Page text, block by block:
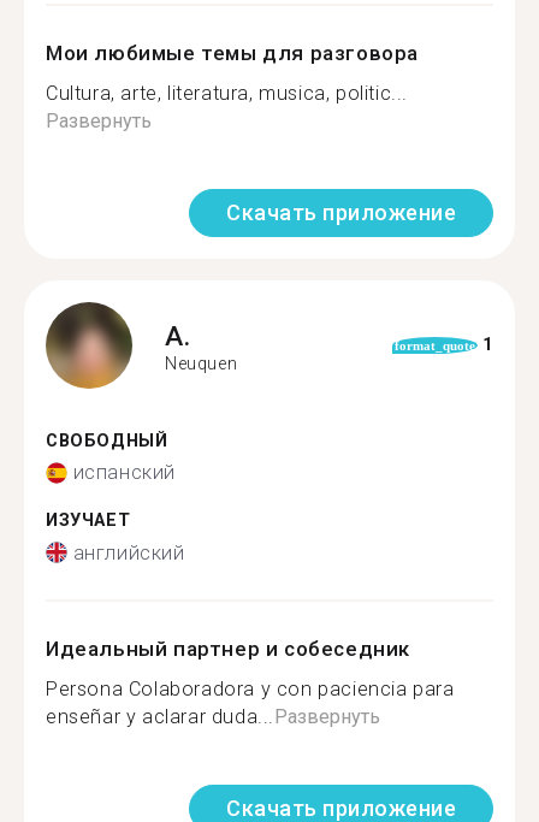
Мои любимые темы для разговора
Cultura, arte, literatura, musica, politic...
Развернуть
Скачать приложение
A.
Neuquen
format_quote 1
СВОБОДНЫЙ
испанский
ИЗУЧАЕТ
английский
Идеальный партнер и собеседник
Persona Colaboradora y con paciencia para
enseñar y aclarar duda... Развернуть
Скачать приложение